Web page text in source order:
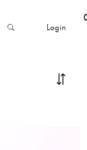
Login